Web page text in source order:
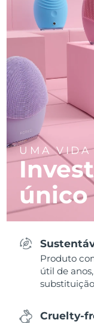
UMA VIDA
único
Produto
útil de
Cruelty-